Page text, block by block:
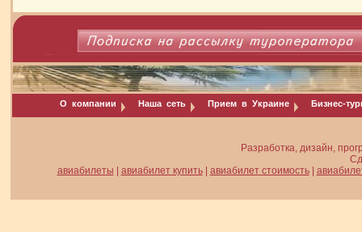
О компании Наша сеть Прием в Украине Бизнес-
Разработка, дизайн,
авиабилеты
авиабилет купить| авиабилет стоимость|